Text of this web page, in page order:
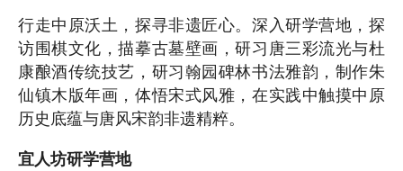
行走中原沃土，探寻非遗匠心。深入研学营地，探
访围棋文化，描摹古墓壁画，研习唐三彩流光与杜
康酿酒传统技艺，研习翰园碑林书法雅韵，制作朱
仙镇木版年画，体悟宋式风雅，在实践中触摸中原
历史底蕴与唐风宋韵非遗精粹。
宜人坊研学营地